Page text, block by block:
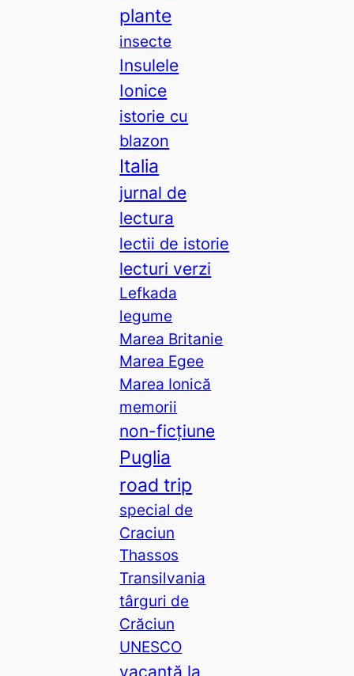
plante
insecte
Insulele
Ionice
istorie cu
blazon
Italia
jurnal de
lectura
lectii de istorie
lecturi verzi
Lefkada
legume
Marea Britanie
Marea Egee
Marea Ionică
memorii
non-ficțiune
Puglia
road trip
special de
Craciun
Thassos
Transilvania
târguri de
Crăciun
UNESCO
vacanță la